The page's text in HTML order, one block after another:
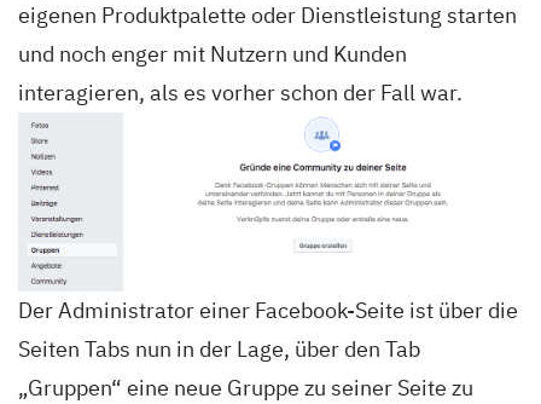
eigenen Produktpalette oder Dienstleistung starten
und noch enger mit Nutzern und Kunden
interagieren, als es vorher schon der Fall war.
Der Administrator einer Facebook-Seite ist über die
Seiten Tabs nun in der Lage, über den Tab
„Gruppen“ eine neue Gruppe zu seiner Seite zu